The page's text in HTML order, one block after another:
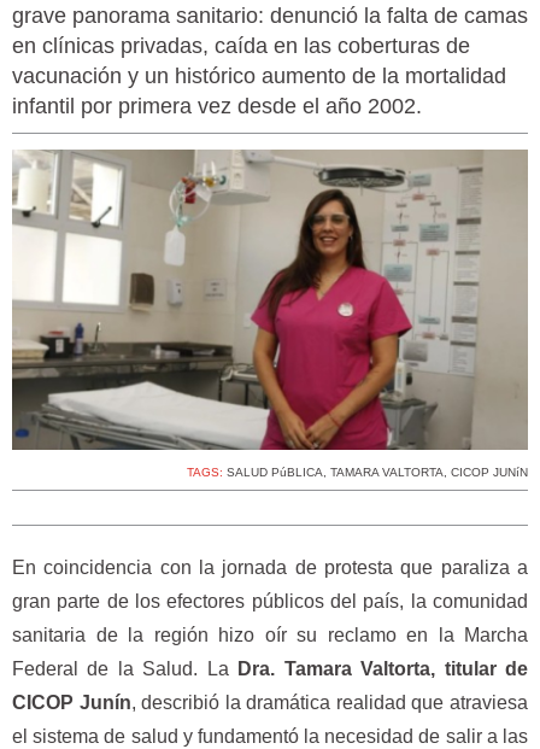
grave panorama sanitario: denunció la falta de camas
en clínicas privadas, caída en las coberturas de
vacunación y un histórico aumento de la mortalidad
infantil por primera vez desde el año 2002.
TAGS: SALUD PúBLICA, TAMARA VALTORTA, CICOP JUNíN
En coincidencia con la jornada de protesta que paraliza a
gran parte de los efectores públicos del país, la comunidad
sanitaria de la región hizo oír su reclamo en la Marcha
Federal de la Salud. La
Dra. Tamara Valtorta, titular de
CICOP Junín, describió la dramática realidad que atraviesa
el sistema de salud y fundamentó la necesidad de salir a las